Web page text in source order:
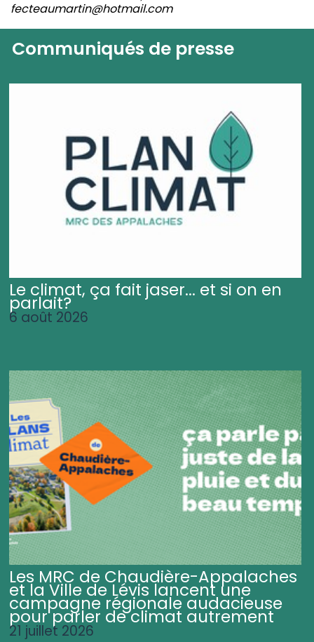
fecteaumartin@hotmail.com
Communiqués de presse
Le climat, ça fait jaser... et si on en
parlait?
6 août 2026
Les MRC de Chaudière-Appalaches
et la Ville de Lévis lancent une
campagne régionale audacieuse
pour parler de climat autrement
21 juillet 2026